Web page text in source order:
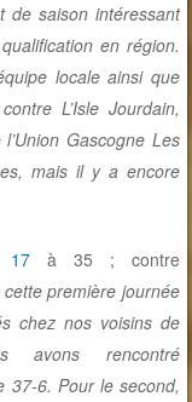
de saison intéressant
en région.
locale ainsi que
L’Isle Jourdain,
Gascogne Les
mais il y a encore
17 à 35 ; contre
première journée
chez nos voisins de
rencontré
37-6. Pour le second,